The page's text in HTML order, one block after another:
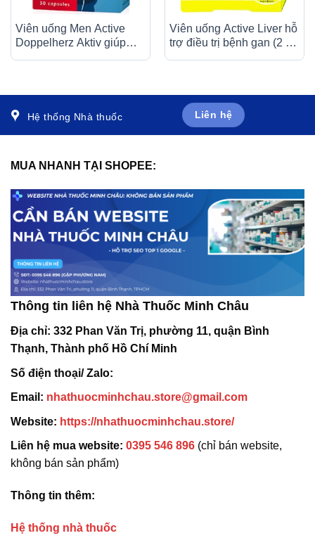
Viên uống Men Active
Doppelherz Aktiv giúp
Viên uống Active Liver hỗ
trợ điều trị bệnh gan (2 vỉ
Hệ thống Nhà thuốc Liên hệ
MUA NHANH TẠI SHOPEE:
Thông tin liên hệ Nhà Thuốc Minh Châu
Địa chỉ: 332 Phan Văn Trị, phường 11, quận Bình
Thạnh, Thành phố Hồ Chí Minh
Số điện thoại/ Zalo:
Email: nhathuocminhchau.store@gmail.com
Website: https://nhathuocminhchau.store/
Liên hệ mua website: 0395 546 896 (chỉ bán website,
không bán sản phẩm)
Thông tin thêm:
Hệ thống nhà thuốc